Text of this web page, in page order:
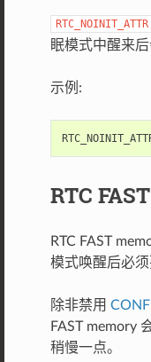
RTC_NOINIT_ATTR
眠模式中醒来后
示例:
RTC
RTC FAST
模式唤醒后必
除非禁用
FAST memory
稍慢一点。